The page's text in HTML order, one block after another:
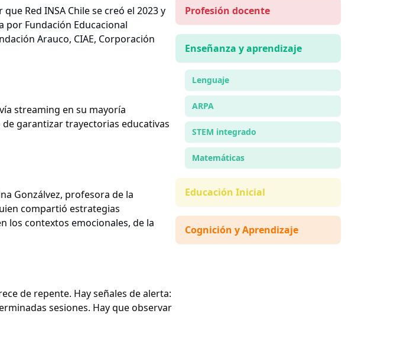
que Red INSA Chile se creó el 2023 y
por Fundación Educacional
Arauco, CIAE, Corporación
streaming en su mayoría
garantizar trayectorias educativas
Gonzálvez, profesora de la
compartió estrategias
los contextos emocionales, de la
de repente. Hay señales de alerta:
sesiones. Hay que observar
Profesión docente
Enseñanza y aprendizaje
Lenguaje
ARPA
STEM integrado
Matemáticas
Educación Inicial
Cognición y Aprendizaje